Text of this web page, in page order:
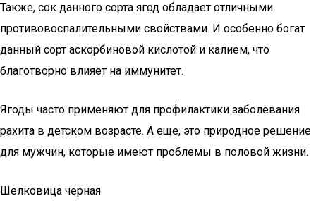
Также, сок данного сорта ягод обладает отличными
противовоспалительными свойствами. И особенно богат
данный сорт аскорбиновой кислотой и калием, что
благотворно влияет на иммунитет.
Ягоды часто применяют для профилактики заболевания
рахита в детском возрасте. А еще, это природное решение
для мужчин, которые имеют проблемы в половой жизни.
Шелковица черная